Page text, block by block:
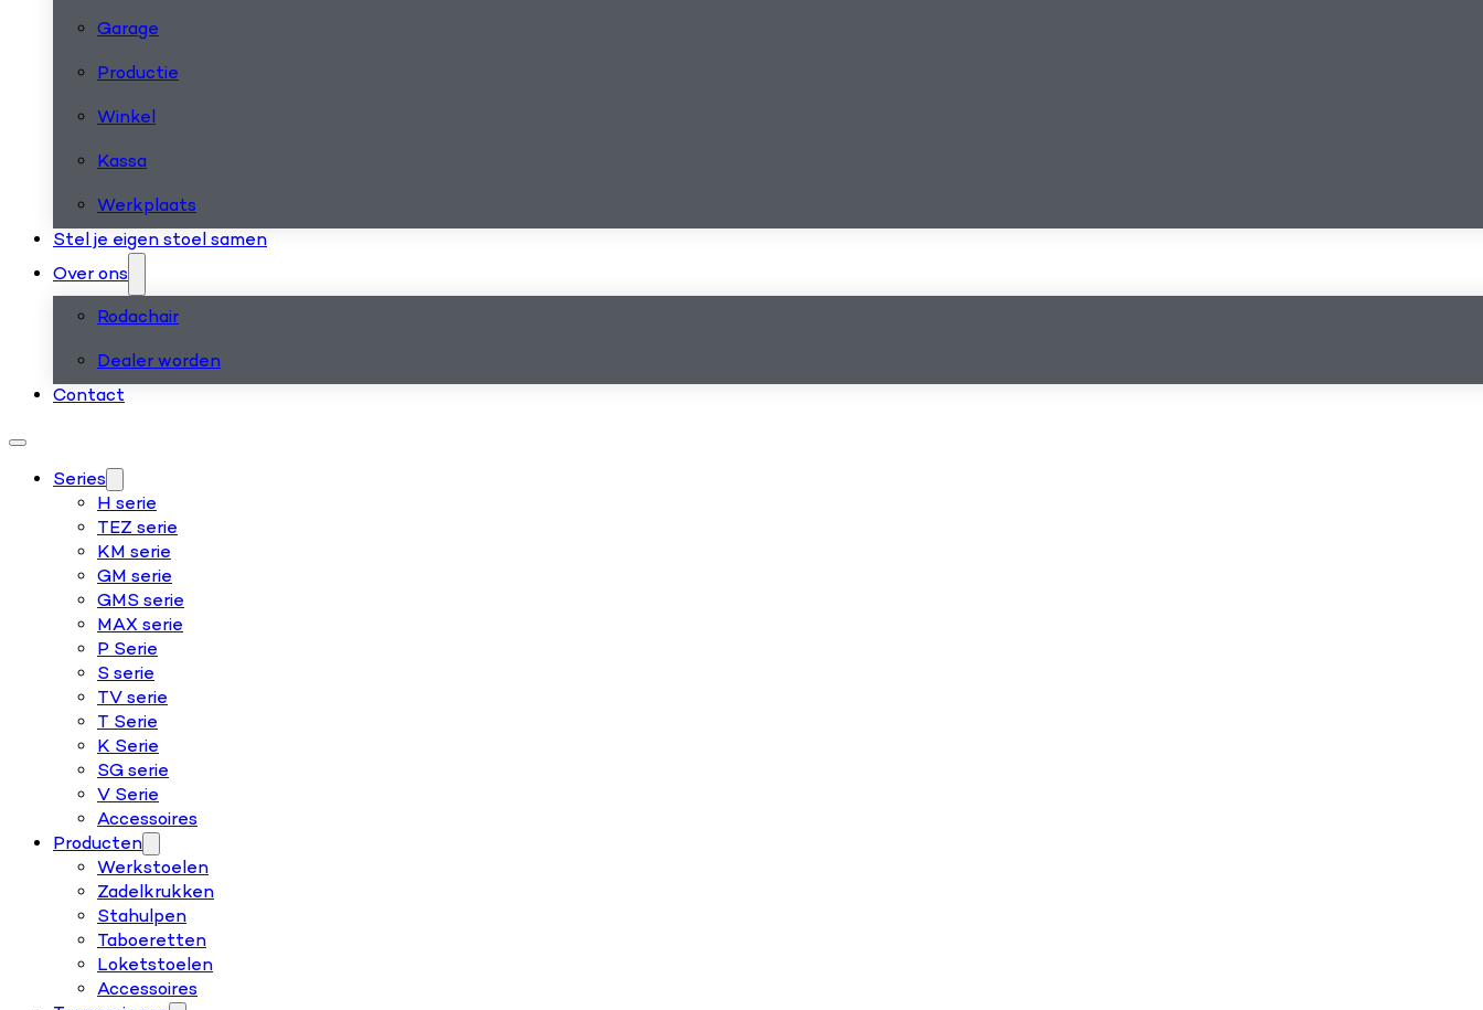
Garage
Productie
Winkel
Kassa
Werkplaats
Stel je eigen stoel samen
Over ons
Rodachair
Dealer worden
Contact
Series
H serie
TEZ serie
KM serie
GM serie
GMS serie
MAX serie
P Serie
S serie
TV serie
T Serie
K Serie
SG serie
V Serie
Accessoires
Producten
Werkstoelen
Zadelkrukken
Stahulpen
Taboeretten
Loketstoelen
Accessoires